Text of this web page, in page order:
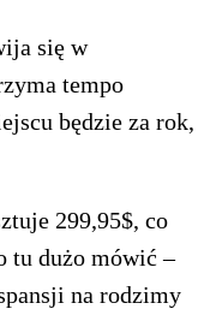
się w
tempo
będzie za rok,
299,95$, co
tu dużo mówić –
na rodzimy